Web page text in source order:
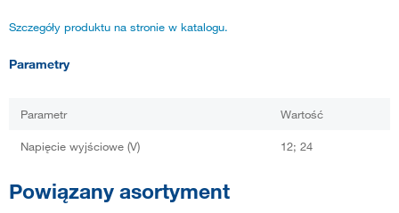
Szczegóły produktu na stronie w katalogu.
Parametry
Parametr Wartość
Napięcie wyjściowe (V) 12; 24
Powiązany asortyment